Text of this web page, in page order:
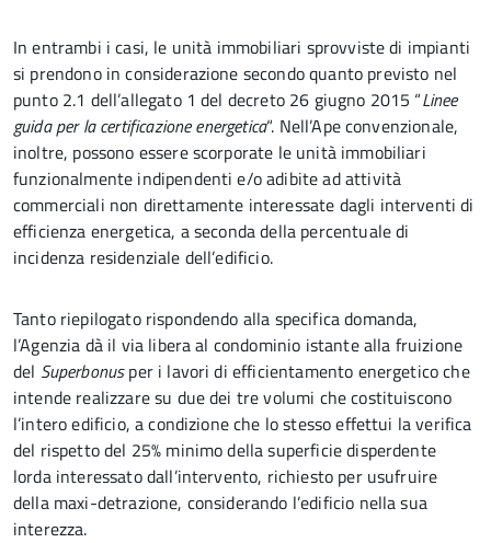
In entrambi i casi, le unità immobiliari sprovviste di impianti
si prendono in considerazione secondo quanto previsto nel
punto 2.1 dell’allegato 1 del decreto 26 giugno 2015 “Linee
guida per la certificazione energetica“. Nell’Ape convenzionale,
inoltre, possono essere scorporate le unità immobiliari
funzionalmente indipendenti e/o adibite ad attività
commerciali non direttamente interessate dagli interventi di
efficienza energetica, a seconda della percentuale di
incidenza residenziale dell’edificio.
Tanto riepilogato rispondendo alla specifica domanda,
l’Agenzia dà il via libera al condominio istante alla fruizione
del Superbonusper i lavori di efficientamento energetico che
intende realizzare su due dei tre volumi che costituiscono
l’intero edificio, a condizione che lo stesso effettui la verifica
del rispetto del 25% minimo della superficie disperdente
lorda interessato dall’intervento, richiesto per usufruire
della maxi-detrazione, considerando l’edificio nella sua
interezza.